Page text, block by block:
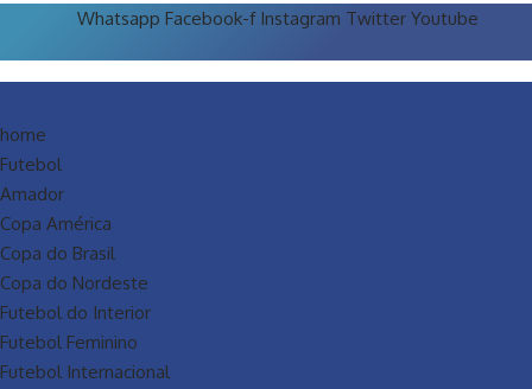
Whatsapp Facebook-f Instagram Twitter Youtube
home
Futebol
Amador
Copa América
Copa do Brasil
Copa do Nordeste
Futebol do Interior
Futebol Feminino
Futebol Internacional